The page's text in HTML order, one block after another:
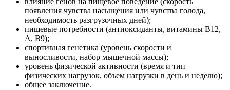
появления чувства насыщения или чувства голода,
необходимость разгрузочных дней);
пищевые потребности (антиоксиданты, витамины B12,
A, B9);
спортивная генетика (уровень скорости и
выносливости, набор мышечной массы);
уровень физической активности (время и тип
физических нагрузок, объем нагрузки в день и неделю);
общее заключение.